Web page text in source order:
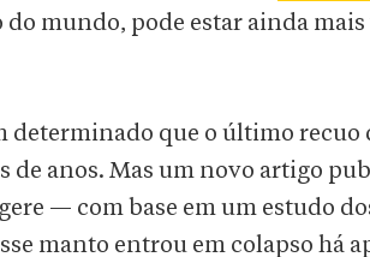
do mundo, pode estar ainda
determinado que o último recuo
de anos. Mas um novo artigo
— com base em um estudo
manto entrou em colapso há